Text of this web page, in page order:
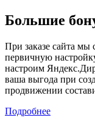
Большие
При заказе сайта мы
первичную
настроим
ваша выгода при
продвижении
Подробнее